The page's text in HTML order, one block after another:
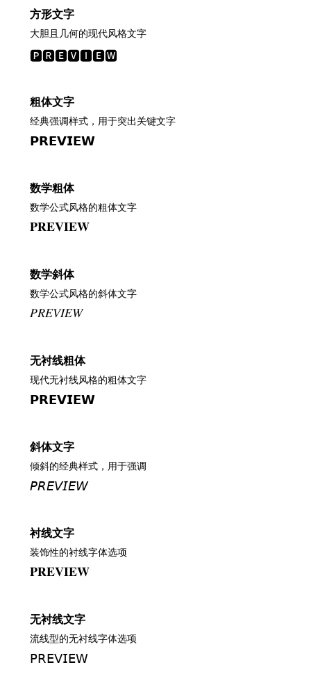
方形文字
大胆且几何的现代风格文字
🅿🆁🅴🆅🅸🅴🆆
粗体文字
经典强调样式，用于突出关键文字
𝗣𝗥𝗘𝗩𝗜𝗘𝗪
数学粗体
数学公式风格的粗体文字
𝐏𝐑𝐄𝐕𝐈𝐄𝐖
数学斜体
数学公式风格的斜体文字
𝑃𝑅𝐸𝑉𝐼𝐸𝑊
无衬线粗体
现代无衬线风格的粗体文字
𝗣𝗥𝗘𝗩𝗜𝗘𝗪
斜体文字
倾斜的经典样式，用于强调
𝘗𝘙𝘌𝘝𝘐𝘌𝘞
衬线文字
装饰性的衬线字体选项
𝐏𝐑𝐄𝐕𝐈𝐄𝐖
无衬线文字
流线型的无衬线字体选项
𝖯𝖱𝖤𝖵𝖨𝖤𝖶